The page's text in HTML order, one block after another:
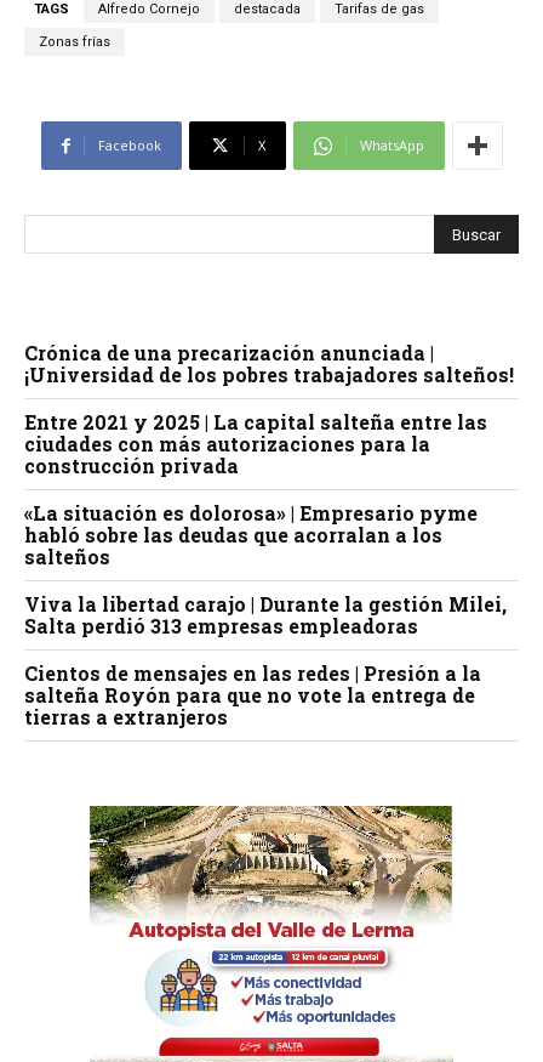
TAGS Alfredo Cornejo destacada Tarifas de gas
Zonas frías
Facebook X WhatsApp
Crónica de una precarización anunciada |
¡Universidad de los pobres trabajadores salteños!
Entre 2021 y 2025 | La capital salteña entre las
ciudades con más autorizaciones para la
construcción privada
«La situación es dolorosa» | Empresario pyme
habló sobre las deudas que acorralan a los
salteños
Viva la libertad carajo | Durante la gestión Milei,
Salta perdió 313 empresas empleadoras
Cientos de mensajes en las redes | Presión a la
salteña Royón para que no vote la entrega de
tierras a extranjeros